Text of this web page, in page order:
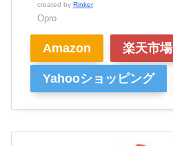
created by Rinker
Opro
Amazon 楽天市場
Yahooショッピング